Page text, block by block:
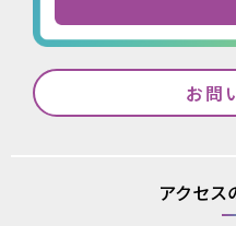
お問
アクセス